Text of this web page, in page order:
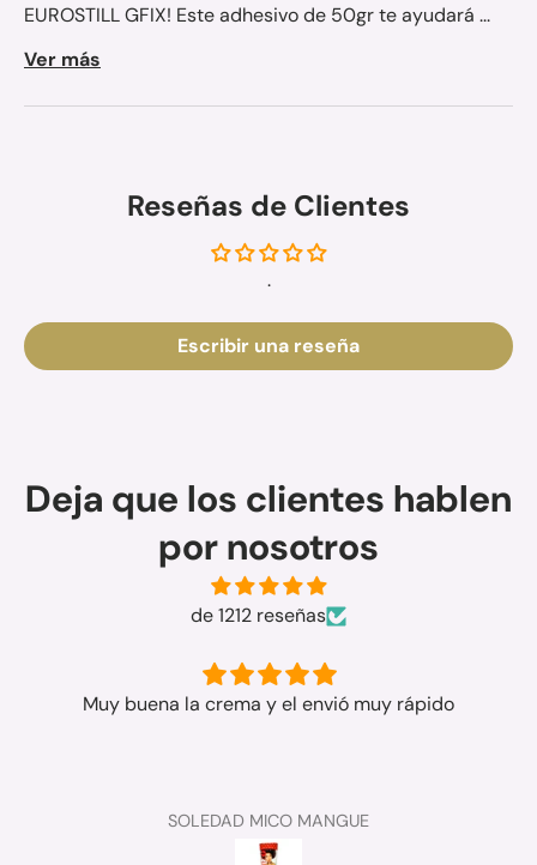
EUROSTILL GFIX! Este adhesivo de 50gr te ayudará ...
Ver más
Reseñas de Clientes
.
Escribir una reseña
Deja que los clientes hablen
por nosotros
de 1212 reseñas
Muy buena la crema y el envió muy rápido
SOLEDAD MICO MANGUE